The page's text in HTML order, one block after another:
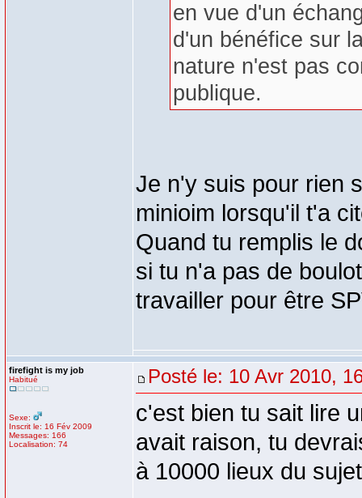
en vue d'un
d'un bénéfice sur
nature n'est pas
publique.
Je n'y suis pour rien
minioim lorsqu'il t'a
Quand tu remplis le
si tu n'a pas de
travailler pour être
firefight is my job
Habitué
Sexe:
Inscrit le: 16 Fév 2009
Messages: 166
Localisation: 74
Posté le: 10 Avr 2010,
c'est bien tu sait lire
avait raison, tu
à 10000 lieux du